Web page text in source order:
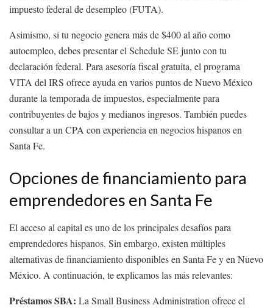
impuesto federal de desempleo (FUTA).
Asimismo, si tu negocio genera más de $400 al año como
autoempleo, debes presentar el Schedule SE junto con tu
declaración federal. Para asesoría fiscal gratuita, el programa
VITA del IRS ofrece ayuda en varios puntos de Nuevo México
durante la temporada de impuestos, especialmente para
contribuyentes de bajos y medianos ingresos. También puedes
consultar a un CPA con experiencia en negocios hispanos en
Santa Fe.
Opciones de financiamiento para
emprendedores en Santa Fe
El acceso al capital es uno de los principales desafíos para
emprendedores hispanos. Sin embargo, existen múltiples
alternativas de financiamiento disponibles en Santa Fe y en Nuevo
México. A continuación, te explicamos las más relevantes:
Préstamos SBA: La Small Business Administration ofrece el